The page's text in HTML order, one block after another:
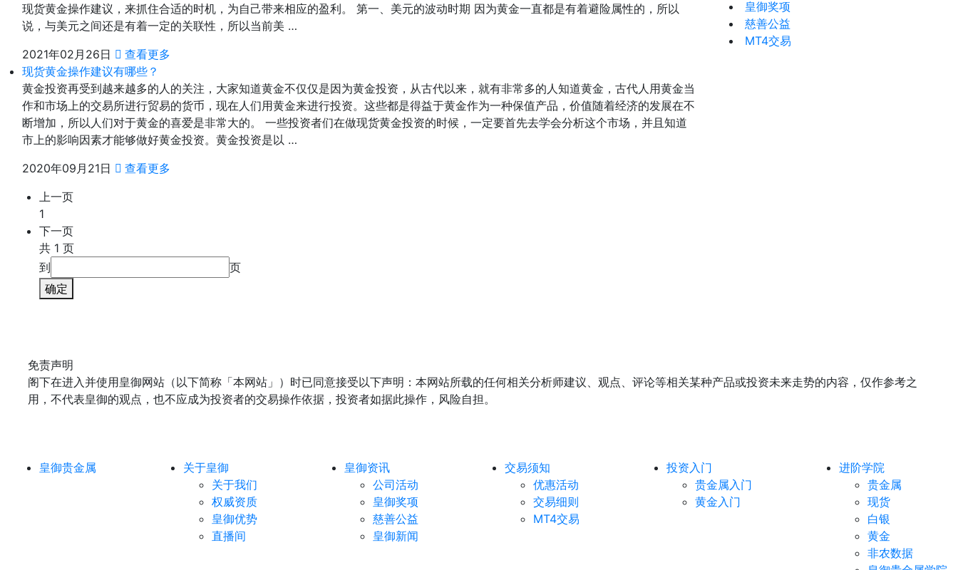
现货黄金操作建议，来抓住合适的时机，为自己带来相应的盈利。 第一、美元的波动时期 因为黄金一直都是有着避险属性的，所以
说，与美元之间还是有着一定的关联性，所以当前美 …
2021年02月26日
查看更多
现货黄金操作建议有哪些？
黄金投资再受到越来越多的人的关注，大家知道黄金不仅仅是因为黄金投资，从古代以来，就有非常多的人知道黄金，古代人用黄金当
作和市场上的交易所进行贸易的货币，现在人们用黄金来进行投资。这些都是得益于黄金作为一种保值产品，价值随着经济的发展在不
断增加，所以人们对于黄金的喜爱是非常大的。 一些投资者们在做现货黄金投资的时候，一定要首先去学会分析这个市场，并且知道
市上的影响因素才能够做好黄金投资。黄金投资是以 …
2020年09月21日
查看更多
上一页
1
下一页
共 1 页
到
页
确定
皇御奖项
慈善公益
MT4交易
免责声明
阁下在进入并使用皇御网站（以下简称「本网站」）时已同意接受以下声明：本网站所载的任何相关分析师建议、观点、评论等相关某种产品或投资未来走势的内容，仅作参考之
用，不代表皇御的观点，也不应成为投资者的交易操作依据，投资者如据此操作，风险自担。
皇御贵金属
关于皇御
关于我们
权威资质
皇御优势
直播间
皇御资讯
公司活动
皇御奖项
慈善公益
皇御新闻
交易须知
优惠活动
交易细则
MT4交易
投资入门
贵金属入门
黄金入门
进阶学院
贵金属
现货
白银
黄金
非农数据